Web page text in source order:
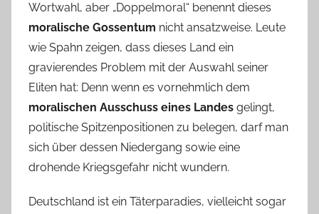
Wortwahl, aber „Doppelmoral“ benennt dieses
moralische Gossentum nicht ansatzweise. Leute
wie Spahn zeigen, dass dieses Land ein
gravierendes Problem mit der Auswahl seiner
Eliten hat: Denn wenn es vornehmlich dem
moralischen Ausschuss eines Landes gelingt,
politische Spitzenpositionen zu belegen, darf man
sich über dessen Niedergang sowie eine
drohende Kriegsgefahr nicht wundern.
Deutschland ist ein Täterparadies, vielleicht sogar